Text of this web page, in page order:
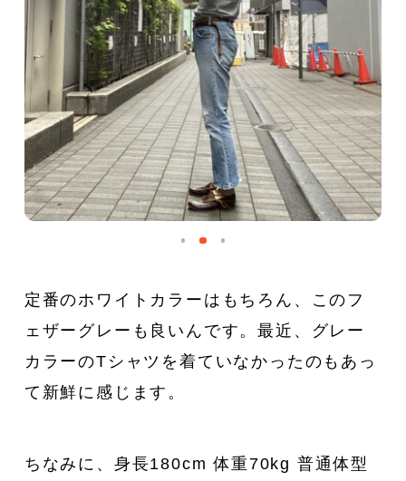
定番のホワイトカラーはもちろん、このフ
ェザーグレーも良いんです。最近、グレー
カラーのTシャツを着ていなかったのもあっ
て新鮮に感じます。
ちなみに、身長180cm 体重70kg 普通体型